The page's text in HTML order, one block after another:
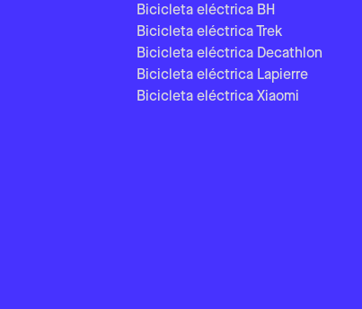
Bicicleta eléctrica BH
Bicicleta eléctrica Trek
Bicicleta eléctrica Decathlon
Bicicleta eléctrica Lapierre
Bicicleta eléctrica Xiaomi